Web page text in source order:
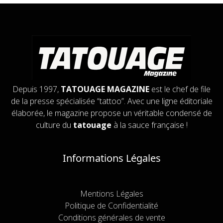
Depuis 1997, TATOUAGE MAGAZINE est le chef de file
de la presse spécialisée “tattoo”. Avec une ligne éditoriale
élaborée, le magazine propose un véritable condensé de
culture du tatouage à la sauce française !
Informations Légales
Mentions Légales
Politique de Confidentialité
Conditions générales de vente